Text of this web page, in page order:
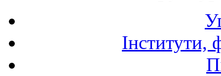
Інститути,